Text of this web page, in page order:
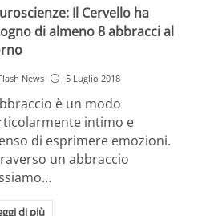
Il Cervello ha
di almeno 8 abbracci al
News 5 Luglio 2018
è un modo
intimo e
di esprimere emozioni.
un abbraccio
di più